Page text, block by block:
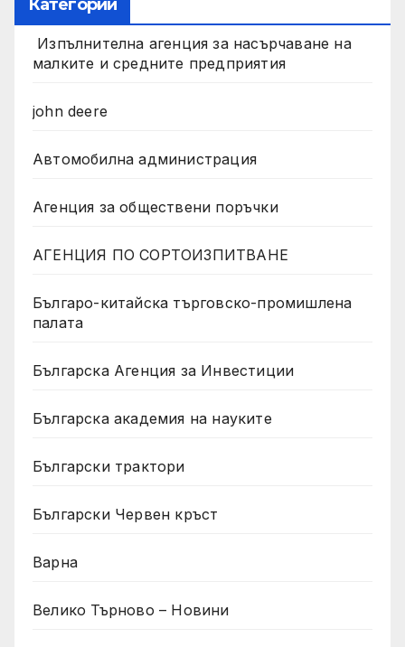
Категории
Изпълнителна агенция за насърчаване на
малките и средните предприятия
john deere
Автомобилна администрация
Агенция за обществени поръчки
АГЕНЦИЯ ПО СОРТОИЗПИТВАНЕ
Българо-китайска търговско-промишлена
палата
Българска Агенция за Инвестиции
Българска академия на науките
Български трактори
Български Червен кръст
Варна
Велико Търново – Новини